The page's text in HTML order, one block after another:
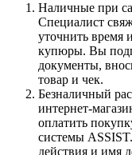
Наличные при
Специалист
уточнить время
купюры. Вы
документы,
товар и чек.
Безналичный
интернет-
оплатить
системы
действия и имя